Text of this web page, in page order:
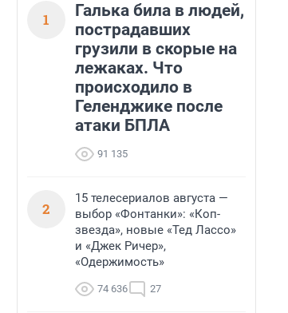
1
Галька била в людей,
пострадавших
грузили в скорые на
лежаках. Что
происходило в
Геленджике после
атаки БПЛА
91 135
2
15 телесериалов августа —
выбор «Фонтанки»: «Коп-
звезда», новые «Тед Лассо»
и «Джек Ричер»,
«Одержимость»
74 636 27